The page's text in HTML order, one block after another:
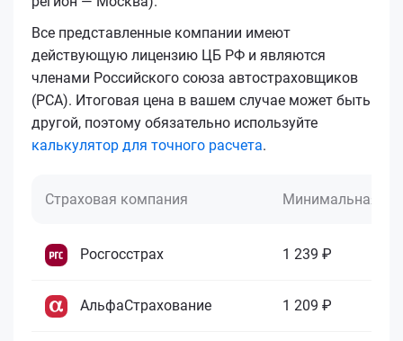
Все представленные компании имеют
действующую лицензию ЦБ РФ и являются
членами Российского союза автостраховщиков
(РСА). Итоговая цена в вашем случае может быть
другой, поэтому обязательно используйте
калькулятор для точного расчета.
Страховая компания Минимальная
Росгосстрах 1 239 ₽
АльфаСтрахование 1 209 ₽